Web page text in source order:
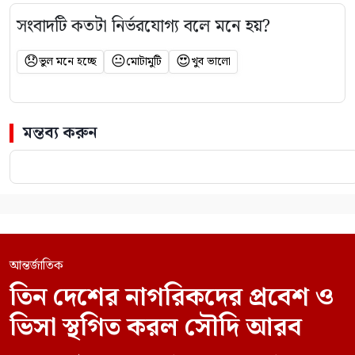
সংবাদটি কতটা নির্ভরযোগ্য বলে মনে হয়?
😞ভুল মনে হচ্ছে 😐মোটামুটি 😍খুব ভালো
মন্তব্য করুন
আন্তর্জাতিক
তিন দেশের নাগরিকদের প্রবেশ ও
ভিসা স্থগিত করল সৌদি আরব